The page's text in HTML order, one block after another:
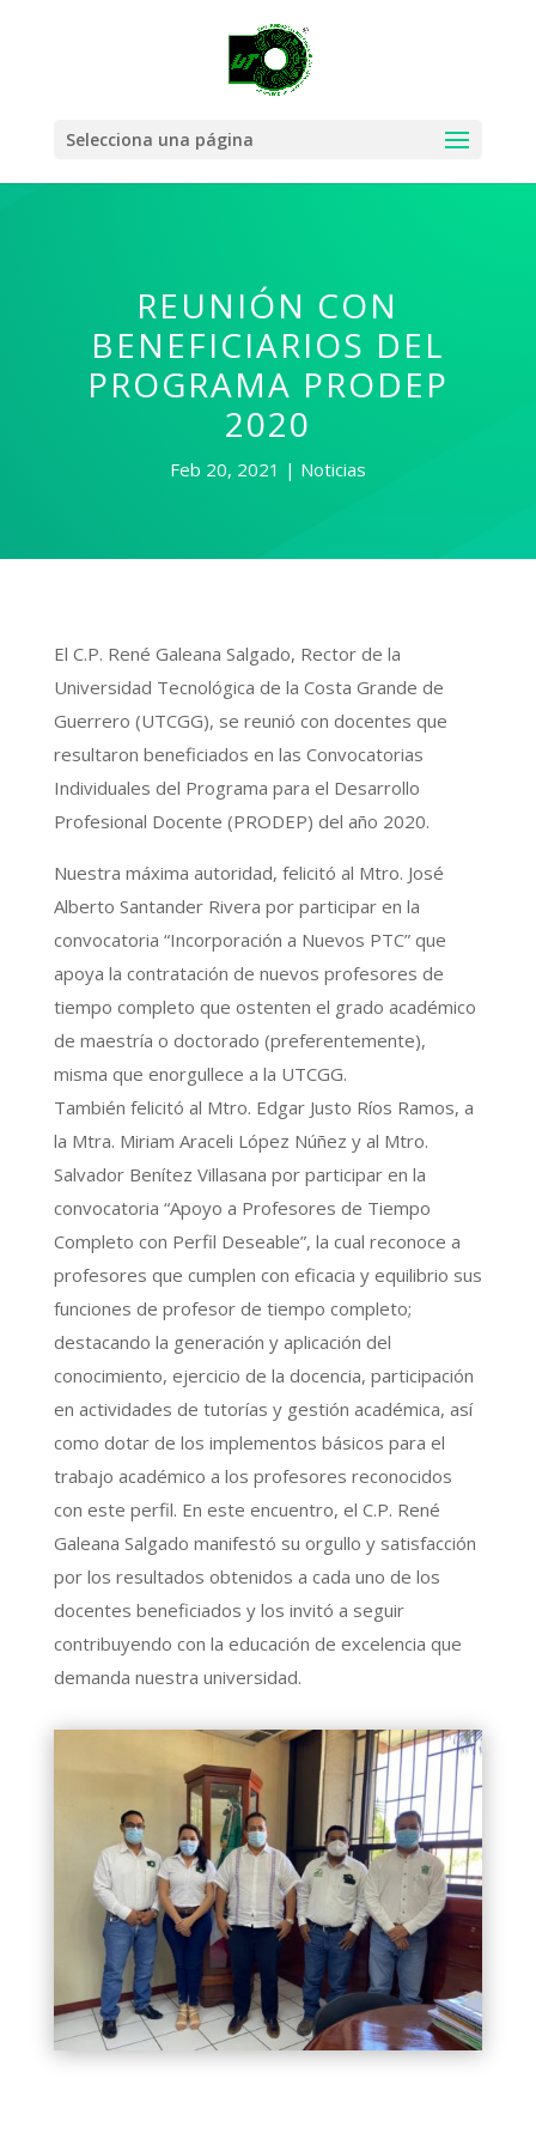
Selecciona una página
REUNIÓN CON
BENEFICIARIOS DEL
PROGRAMA PRODEP
2020
Feb 20, 2021 Noticias
El C.P. René Galeana Salgado, Rector de la
Universidad Tecnológica de la Costa Grande de
Guerrero (UTCGG), se reunió con docentes que
resultaron beneficiados en las Convocatorias
Individuales del Programa para el Desarrollo
Profesional Docente (PRODEP) del año 2020.
Nuestra máxima autoridad, felicitó al Mtro. José
Alberto Santander Rivera por participar en la
convocatoria “Incorporación a Nuevos PTC” que
apoya la contratación de nuevos profesores de
tiempo completo que ostenten el grado académico
de maestría o doctorado (preferentemente),
misma que enorgullece a la UTCGG.
También felicitó al Mtro. Edgar Justo Ríos Ramos, a
la Mtra. Miriam Araceli López Núñez y al Mtro.
Salvador Benítez Villasana por participar en la
convocatoria “Apoyo a Profesores de Tiempo
Completo con Perfil Deseable”, la cual reconoce a
profesores que cumplen con eficacia y equilibrio sus
funciones de profesor de tiempo completo;
destacando la generación y aplicación del
conocimiento, ejercicio de la docencia, participación
en actividades de tutorías y gestión académica, así
como dotar de los implementos básicos para el
trabajo académico a los profesores reconocidos
con este perfil. En este encuentro, el C.P. René
Galeana Salgado manifestó su orgullo y satisfacción
por los resultados obtenidos a cada uno de los
docentes beneficiados y los invitó a seguir
contribuyendo con la educación de excelencia que
demanda nuestra universidad.